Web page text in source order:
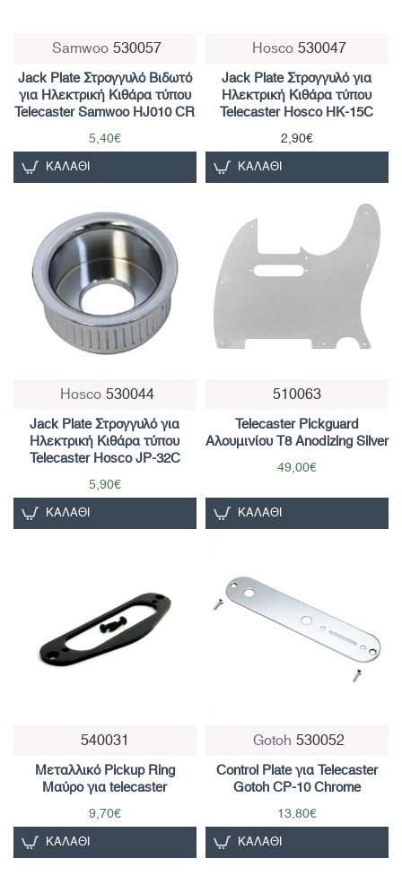
Samwoo530057
Jack Plate Στρογγυλό Βιδωτό
για Ηλεκτρική Κιθάρα τύπου
Telecaster Samwoo HJ010 CR
5,40€
ΚΑΛΆΘΙ
Hosco530047
Jack Plate Στρογγυλό για
Ηλεκτρική Κιθάρα τύπου
Telecaster Hosco HK-15C
2,90€
ΚΑΛΆΘΙ
Hosco530044
Jack Plate Στρογγυλό για
Ηλεκτρική Κιθάρα τύπου
Telecaster Hosco JP-32C
5,90€
ΚΑΛΆΘΙ
510063
Telecaster Pickguard
Αλουμινίου T8 Anodizing Silver
49,00€
ΚΑΛΆΘΙ
540031
Μεταλλικό Pickup Ring
Μαύρο για telecaster
9,70€
ΚΑΛΆΘΙ
Gotoh 530052
Control Plate για Telecaster
Gotoh CP-10 Chrome
13,80€
ΚΑΛΆΘΙ